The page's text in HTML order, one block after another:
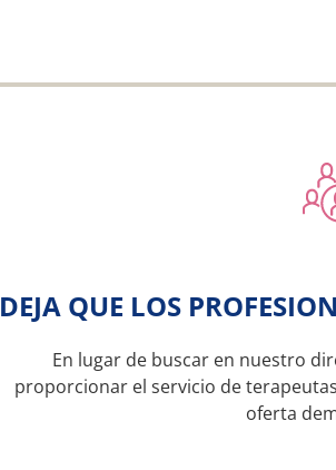
DEJA QUE LOS
En lugar de buscar en nuestro
proporcionar el servicio de
oferta